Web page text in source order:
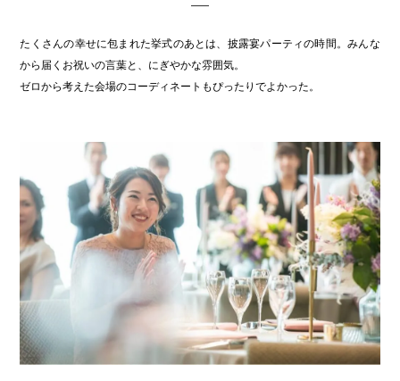
たくさんの幸せに包まれた挙式のあとは、披露宴パーティの時間。みんな
から届くお祝いの言葉と、にぎやかな雰囲気。
ゼロから考えた会場のコーディネートもぴったりでよかった。